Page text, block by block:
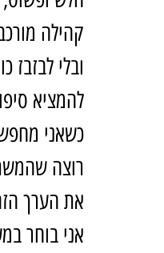
קהילה
ובלי לבזבז
להמציא
כשאני
רוצה
את הערך
אני בוחר